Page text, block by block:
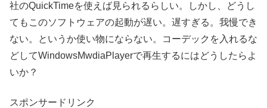
社のQuickTimeを使えば見られるらしい。しかし、どうし
てもこのソフトウェアの起動が遅い。遅すぎる。我慢でき
ない。というか使い物にならない。コーデックを入れるな
どしてWindowsMwdiaPlayerで再生するにはどうしたらよ
いか？
スポンサードリンク